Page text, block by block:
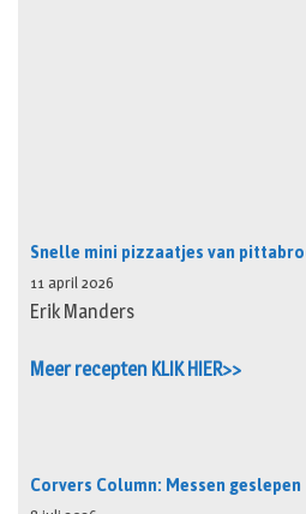
Snelle mini pizzaatjes van
11 april 2026
Erik Manders
Meer recepten KLIK HIER>>
Corvers Column: Messen geslepen